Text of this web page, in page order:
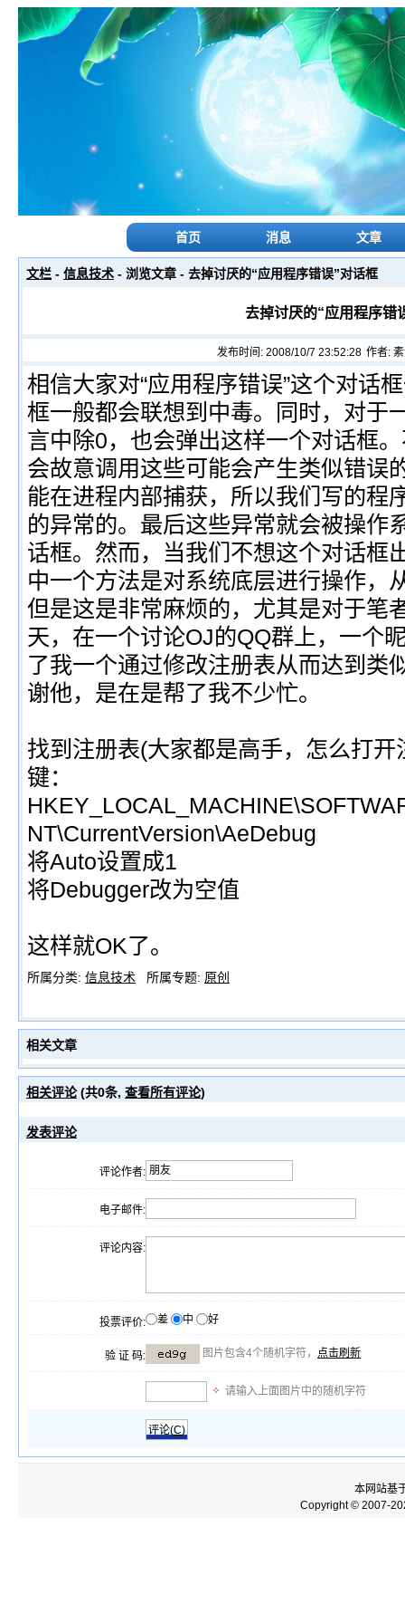
首页 消息 文章
文栏 - 信息技术 - 浏览文章 - 去掉讨厌的“应用程序错误”对话框
去掉讨厌的“应用程序错
发布时间: 2008/10/7 23:52:28 作者:
相信大家对“应用程序错误”这个对话
框一般都会联想到中毒。同时，对于
言中除0，也会弹出这样一个对话框
会故意调用这些可能会产生类似错误
能在进程内部捕获，所以我们写的程
的异常的。最后这些异常就会被操作
话框。然而，当我们不想这个对话框
中一个方法是对系统底层进行操作，
但是这是非常麻烦的，尤其是对于笔
天，在一个讨论OJ的QQ群上，一个
了我一个通过修改注册表从而达到类
谢他，是在是帮了我不少忙。
找到注册表(大家都是高手，怎么打
键：
NT\CurrentVersion\AeDebug
将Auto设置成1
将Debugger改为空值
这样就OK了。
所属分类: 信息技术 所属专题: 原创
相关文章
相关评论(共0条, 查看所有评论)
发表评论
评论作者:
电子邮件:
评论内容:
投票评价: 差 中 好
验 证 码: 图片包含4个随机字符， 点击刷新
请输入上面图片中的随机字符
评论(C)
本网站基
Copyright © 2007-